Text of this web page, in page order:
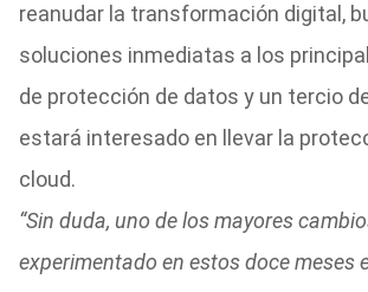
reanudar la transformación digital,
soluciones inmediatas a los
de protección de datos y un tercio
estará interesado en llevar la
cloud.
“Sin duda, uno de los mayores
experimentado en estos doce meses